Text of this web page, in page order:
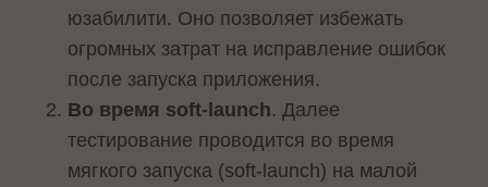
юзабилити. Оно позволяет избежать
огромных затрат на исправление ошибок
после запуска приложения.
Во время soft-launch. Далее
тестирование проводится во время
мягкого запуска (soft-launch) на малой